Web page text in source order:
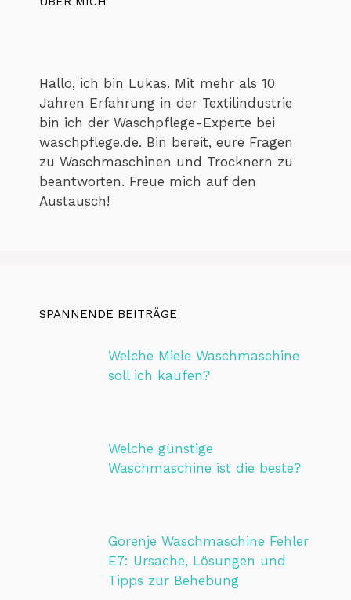
Hallo, ich bin Lukas. Mit mehr als 10
Jahren Erfahrung in der Textilindustrie
bin ich der Waschpflege-Experte bei
waschpflege.de. Bin bereit, eure Fragen
zu Waschmaschinen und Trocknern zu
beantworten. Freue mich auf den
Austausch!
SPANNENDE BEITRÄGE
Welche Miele Waschmaschine
soll ich kaufen?
Welche günstige
Waschmaschine ist die beste?
Gorenje Waschmaschine Fehler
E7: Ursache, Lösungen und
Tipps zur Behebung